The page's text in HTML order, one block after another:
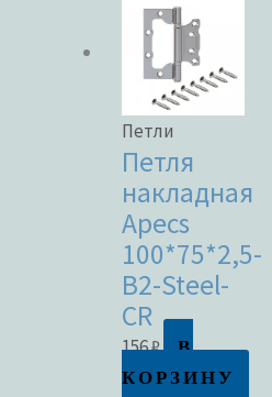
Петли
Петля
накладная
Apecs
100*75*2,5-
B2-Steel-
CR
156₽
В
КОРЗИНУ